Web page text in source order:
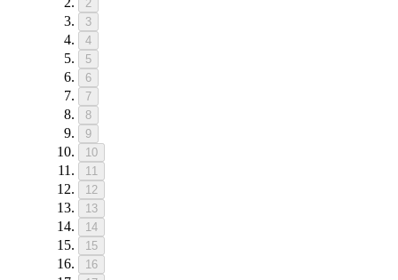
2
3
4
5
6
7
8
9
10
11
12
13
14
15
16